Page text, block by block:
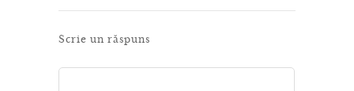
Scrie un răspuns